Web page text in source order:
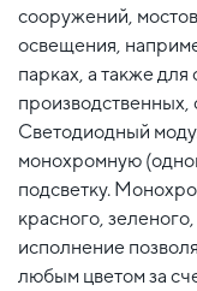
сооружений,
освещения,
парках, а также
Светодиодный
монохромную
подсветку.
красного,
исполнение
любым цветом за